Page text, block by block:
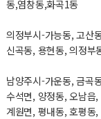
동,염창동,화곡1동
의정부시-가능동, 고산
신곡동, 용현동, 의정부
남양주시-가운동, 금곡
수석면, 양정동, 오남읍
계원면, 평내동, 호평동